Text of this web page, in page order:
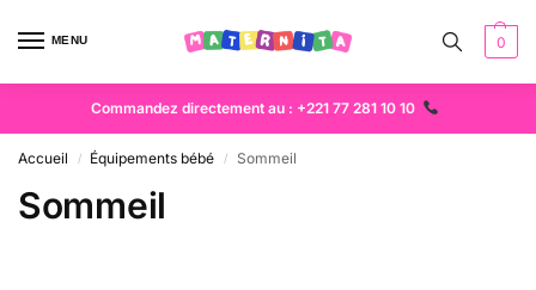
MENU 0
Commandez directement au : +221 77 281 10 10
Accueil / Équipements bébé / Sommeil
Sommeil